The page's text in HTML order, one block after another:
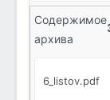
Содержимое
архива
6_listov.pdf